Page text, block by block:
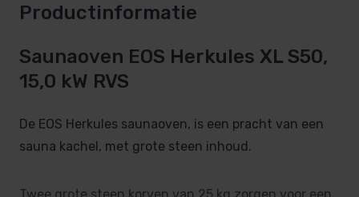
Productinformatie
Saunaoven EOS Herkules XL S50,
15,0 kW RVS
De EOS Herkules saunaoven, is een pracht van een
sauna kachel, met grote steen inhoud.